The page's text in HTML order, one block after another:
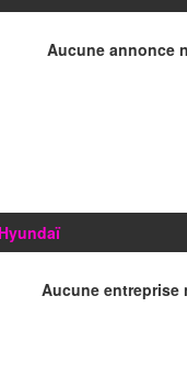
Aucune annonce
Aucune